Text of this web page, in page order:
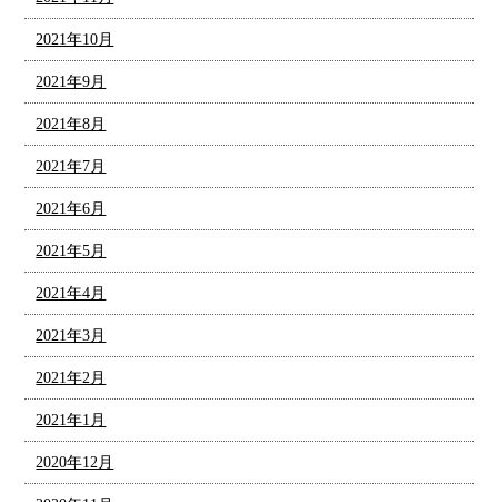
2021年10月
2021年9月
2021年8月
2021年7月
2021年6月
2021年5月
2021年4月
2021年3月
2021年2月
2021年1月
2020年12月